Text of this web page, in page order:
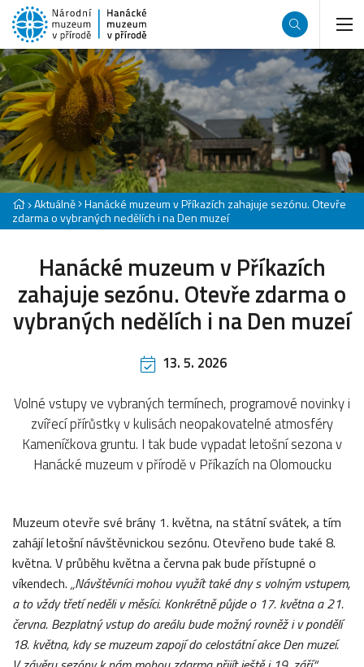
Aktuálně Hanácké muzeum v Příkazích zahajuje sezónu. Otevře
zdarma o vybraných nedělích i na Den muzeí
Hanácké muzeum v Příkazích
zahajuje sezónu. Otevře zdarma o
vybraných nedělích i na Den muzeí
13. 5. 2026
Volné vstupy ve vybraných termínech, programové novinky i
zvířecí přírůstky v kulisách neopakovatelné atmosféry
Kameníčkova gruntu. I tak bude vypadat letošní sezona v
Hanácké muzeum v přírodě v Příkazích na Olomoucku
Muzeum otevře své brány 1. května, na státní svátek, a tím
zahájí letošní návštěvnickou sezónu. Otevřeno bude také 8.
května. V průběhu května a června pak bude přístupné o
víkendech. „Návštěvníci mohou využít také dny s volným vstupem,
a to vždy třetí neděli v měsíci. Konkrétně půjde o 17. května a 21.
června. Bezplatný vstup do areálu bude možný rovněž i v pondělí
18. května, kdy se muzeum zapojí do celostátní akce Den muzeí.